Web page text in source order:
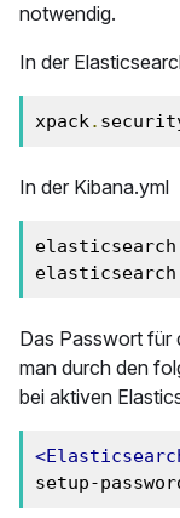
notwendig.
In der
xpack.
In der Kibana.yml
elasticsearch
elasticsearch
Das Passwort für
man durch den
bei aktiven
setup-